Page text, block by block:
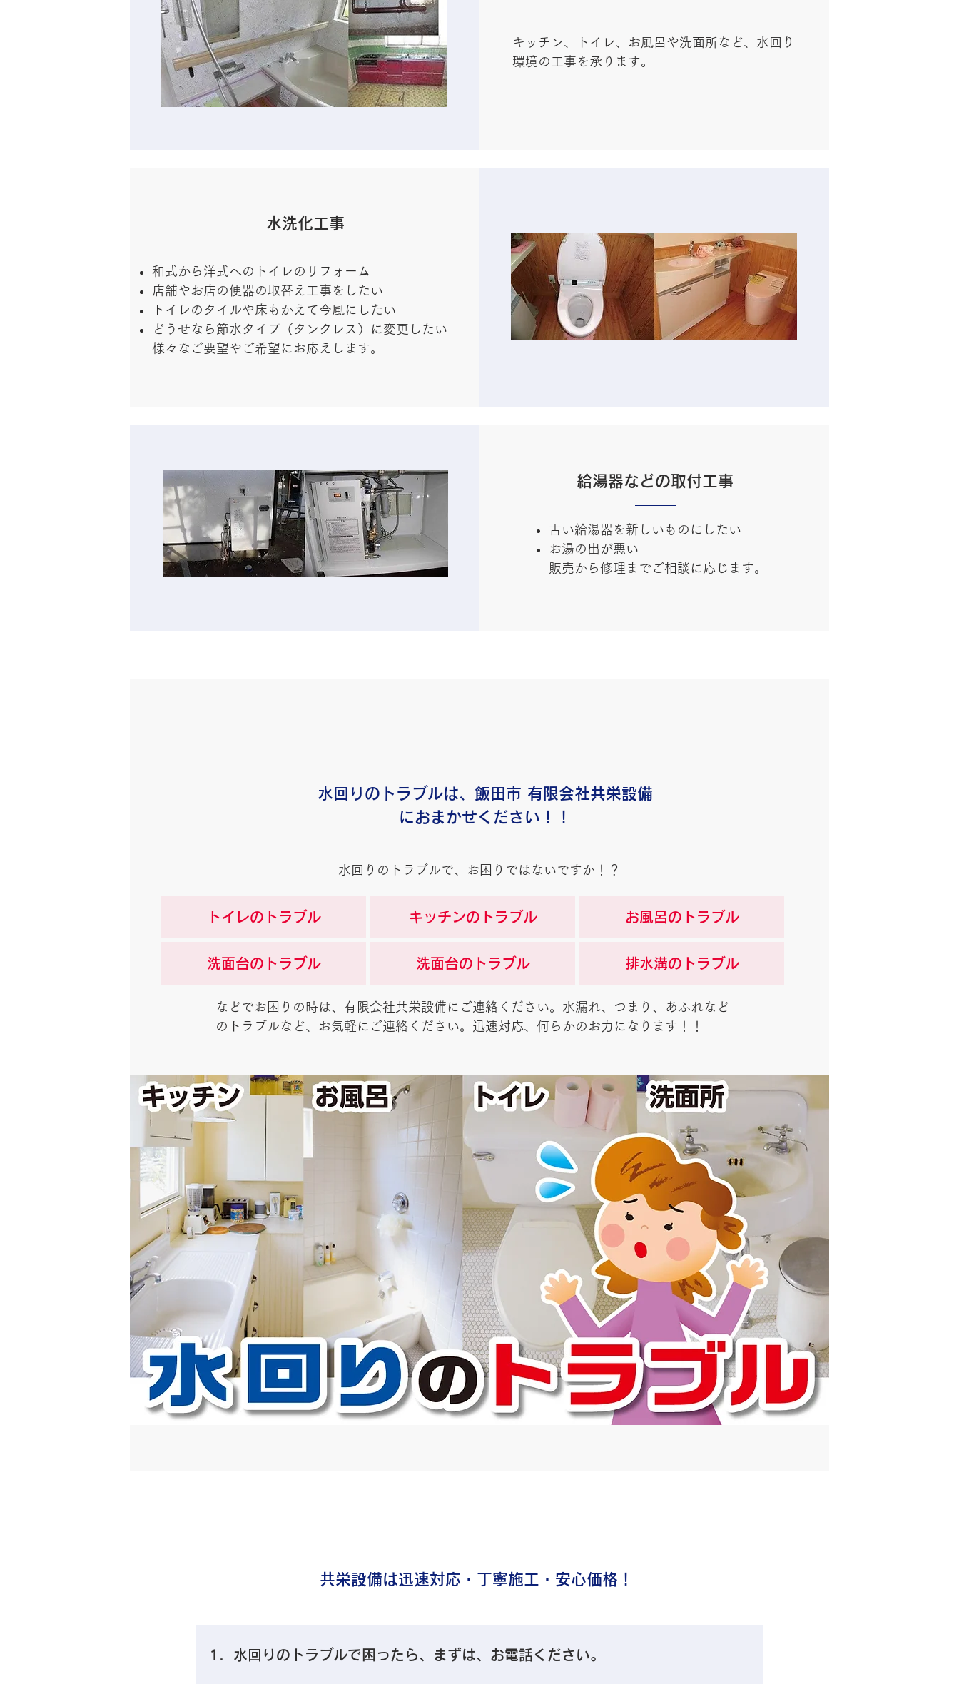
キッチン、トイレ、お風呂や洗面所など、水回り
環境の工事を承ります。
給湯器などの取付工事
古い給湯器を新しいものにしたい
お湯の出が悪い
販売から修理までご相談に応じます。
水洗化工事
和式から洋式へのトイレのリフォーム
店舗やお店の便器の取替え工事をしたい
トイレのタイルや床もかえて今風にしたい
どうせなら節水タイプ（タンクレス）に変更したい
様々なご要望やご希望にお応えします。
水回りのトラブルは、飯田市 有限会社共栄設備
におまかせください！！
水回りのトラブルで、お困りではないですか！？
トイレのトラブル
洗面台のトラブル
キッチンのトラブル
洗面台のトラブル
お風呂のトラブル
排水溝のトラブル
などでお困りの時は、有限会社共栄設備にご連絡ください。水漏れ、つまり、あふれなど
のトラブルなど、お気軽にご連絡ください。迅速対応、何らかのお力になります！！
共栄設備は迅速対応・丁寧施工・安心価格！
1．水回りのトラブルで困ったら、まずは、お電話ください。